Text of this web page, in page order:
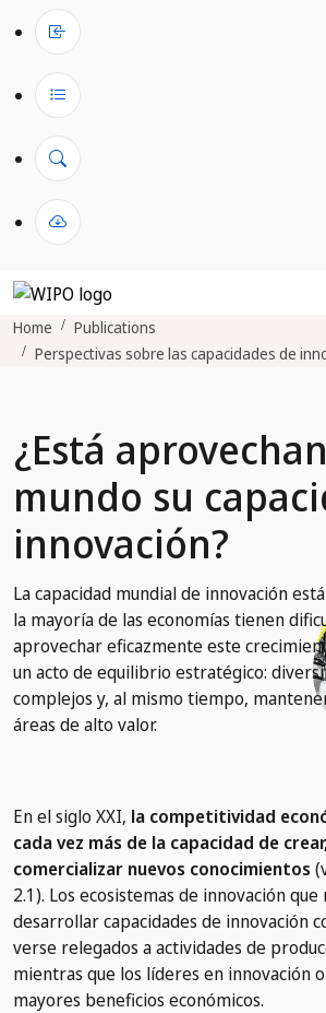
Home
Publications
Perspectivas sobre las capacidades de
¿Está
mundo su
innovación?
La capacidad mundial de innovación
la mayoría de las economías tienen
aprovechar eficazmente este
un acto de equilibrio estratégico:
complejos y, al mismo tiempo,
áreas de alto valor.
En el siglo XXI, la competitividad
cada vez más de la capacidad de
comercializar nuevos conocimientos
2.1). Los ecosistemas de innovación
desarrollar capacidades de innovación
verse relegados a actividades de
mientras que los líderes en innovación
mayores beneficios económicos.